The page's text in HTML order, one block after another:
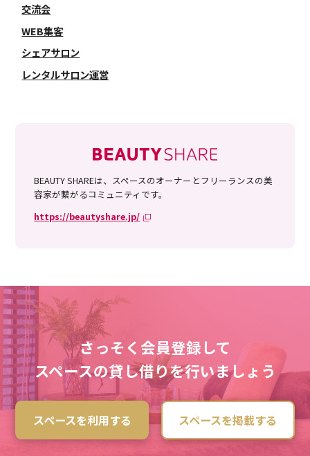
交流会
WEB集客
シェアサロン
レンタルサロン運営
BEAUTY SHAREは、スペースのオーナーとフリーランスの美
容家が繋がるコミュニティです。
https://beautyshare.jp/
さっそく会員登録して
スペースの貸し借りを行いましょう
スペースを利用する スペースを掲載する